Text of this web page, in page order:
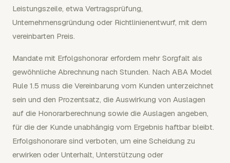
Leistungszeile, etwa Vertragsprüfung,
Unternehmensgründung oder Richtlinienentwurf, mit dem
vereinbarten Preis.
Mandate mit Erfolgshonorar erfordern mehr Sorgfalt als
gewöhnliche Abrechnung nach Stunden. Nach ABA Model
Rule 1.5 muss die Vereinbarung vom Kunden unterzeichnet
sein und den Prozentsatz, die Auswirkung von Auslagen
auf die Honorarberechnung sowie die Auslagen angeben,
für die der Kunde unabhängig vom Ergebnis haftbar bleibt.
Erfolgshonorare sind verboten, um eine Scheidung zu
erwirken oder Unterhalt, Unterstützung oder